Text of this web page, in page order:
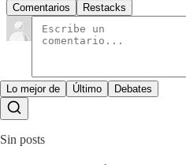
Comentarios Restacks
Lo mejor de Último Debates
Sin posts